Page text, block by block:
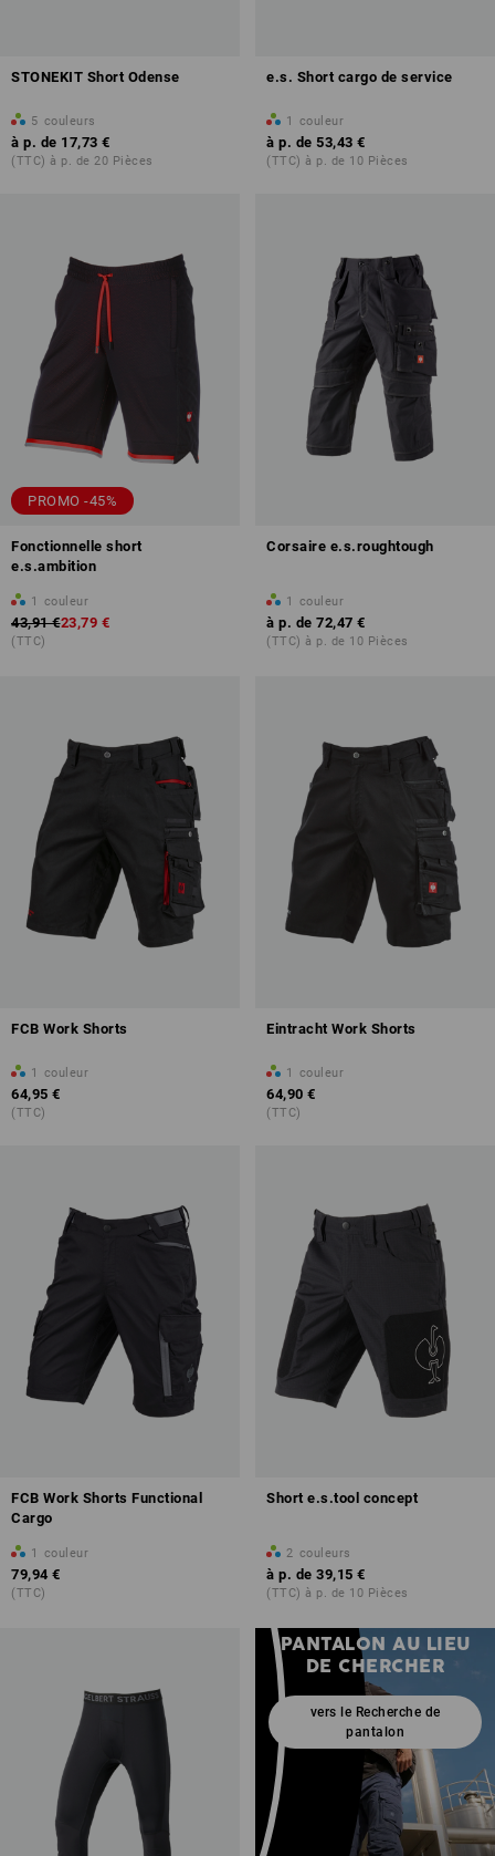
STONEKIT Short Odense
5 couleurs
à p. de 17,73 €
(TTC) à p. de 20 Pièces
e.s. Short cargo de service
1 couleur
à p. de 53,43 €
(TTC) à p. de 10 Pièces
PROMO -45%
Fonctionnelle short
e.s.ambition
1 couleur
43,91 €23,79 €
(TTC)
Corsaire e.s.roughtough
1 couleur
à p. de 72,47 €
(TTC) à p. de 10 Pièces
FCB Work Shorts
1 couleur
64,95 €
(TTC)
Eintracht Work Shorts
1 couleur
64,90 €
(TTC)
FCB Work Shorts Functional
Cargo
1 couleur
79,94 €
(TTC)
Short e.s.tool concept
2 couleurs
à p. de 39,15 €
(TTC) à p. de 10 Pièces
TROUVER UN
PANTALON AU LIEU
DE CHERCHER
vers le Recherche de
pantalon